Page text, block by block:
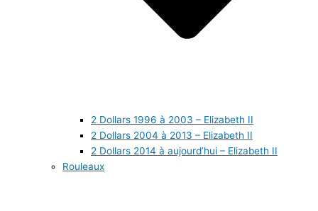
2 Dollars 1996 à 2003 – Elizabeth II
2 Dollars 2004 à 2013 – Elizabeth II
2 Dollars 2014 à aujourd’hui – Elizabeth II
Rouleaux